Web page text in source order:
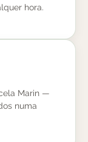
hora.
Marin —
numa